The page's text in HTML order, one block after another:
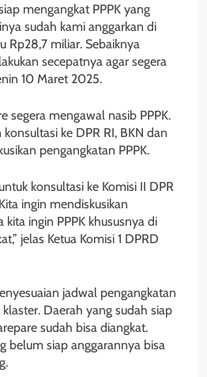
mengangkat PPPK yang
sudah kami anggarkan di
Rp28,7 miliar. Sebaiknya
secepatnya agar segera
10 Maret 2025.
segera mengawal nasib PPPK.
ke DPR RI, BKN dan
pengangkatan PPPK.
konsultasi ke Komisi II DPR
ingin mendiskusikan
kita ingin PPPK khususnya di
jelas Ketua Komisi 1 DPRD
jadwal pengangkatan
Daerah yang sudah siap
sudah bisa diangkat.
belum siap anggarannya bisa